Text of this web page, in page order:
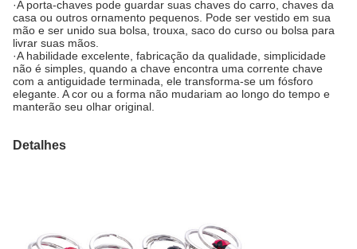
·A porta-chaves pode guardar suas chaves do carro, chaves da
casa ou outros ornamento pequenos. Pode ser vestido em sua
mão e ser unido sua bolsa, trouxa, saco do curso ou bolsa para
livrar suas mãos.
·A habilidade excelente, fabricação da qualidade, simplicidade
não é simples, quando a chave encontra uma corrente chave
com a antiguidade terminada, ele transforma-se um fósforo
elegante. A cor ou a forma não mudariam ao longo do tempo e
manterão seu olhar original.
Detalhes